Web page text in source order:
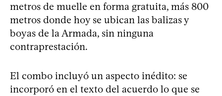
metros de muelle en forma gratuita, más 800
metros donde hoy se ubican las balizas y
boyas de la Armada, sin ninguna
contraprestación.
El combo incluyó un aspecto inédito: se
incorporó en el texto del acuerdo lo que se